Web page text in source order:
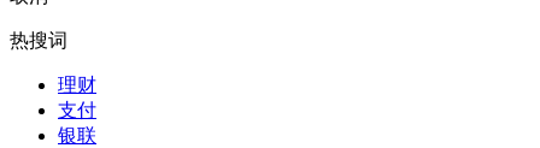
热搜词
理财
支付
银联